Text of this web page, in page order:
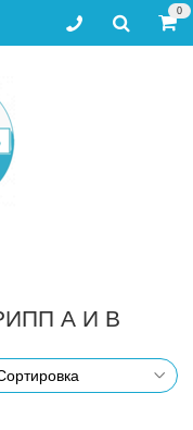
0
А И В